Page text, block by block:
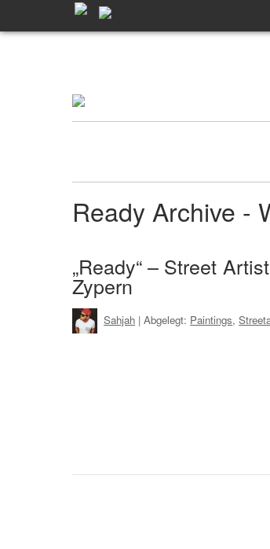
Ready Archive -
„Ready“ – Street
Zypern
Sahjah | Abgelegt: Paintings,